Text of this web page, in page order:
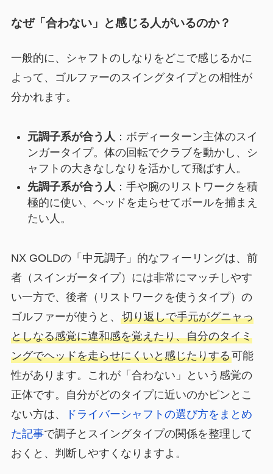
なぜ「合わない」と感じる人がいるのか？
一般的に、シャフトのしなりをどこで感じるかに
よって、ゴルファーのスイングタイプとの相性が
分かれます。
元調子系が合う人 ：ボディーターン主体のスイ
ンガータイプ。体の回転でクラブを動かし、シ
ャフトの大きなしなりを活かして飛ばす人。
先調子系が合う人 ：手や腕のリストワークを積
極的に使い、ヘッドを走らせてボールを捕まえ
たい人。
NX GOLDの「中元調子」的なフィーリングは、前
者（スインガータイプ）には非常にマッチしやす
い一方で、後者（リストワークを使うタイプ）の
ゴルファーが使うと、 切り返しで手元がグニャっ
としなる感覚に違和感を覚えたり、自分のタイミ
ングでヘッドを走らせにくいと感じたりする可能
性があります。これが「合わない」という感覚の
正体です。自分がどのタイプに近いのかピンとこ
ない方は、
ドライバーシャフトの選び方をまとめ
た記事で調子とスイングタイプの関係を整理して
おくと、判断しやすくなりますよ。